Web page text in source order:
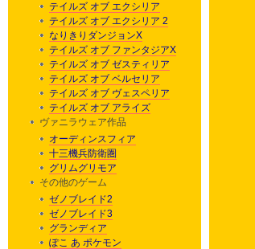
テイルズ オブ エクシリア
テイルズ オブ エクシリア 2
なりきりダンジョンX
テイルズ オブ ファンタジアX
テイルズ オブ ゼスティリア
テイルズ オブ ベルセリア
テイルズ オブ ヴェスペリア
テイルズ オブ アライズ
ヴァニラウェア作品
オーディンスフィア
十三機兵防衛圏
グリムグリモア
その他のゲーム
ゼノブレイド2
ゼノブレイド3
グランディア
ぽこ あ ポケモン